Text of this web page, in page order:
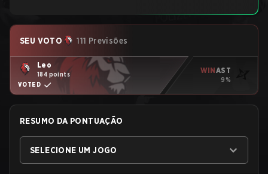
SEU VOTO 111 Previsões
Leo
184 points
VOTED
WINAST
9%
RESUMO DA PONTUAÇÃO
SELECIONE UM JOGO